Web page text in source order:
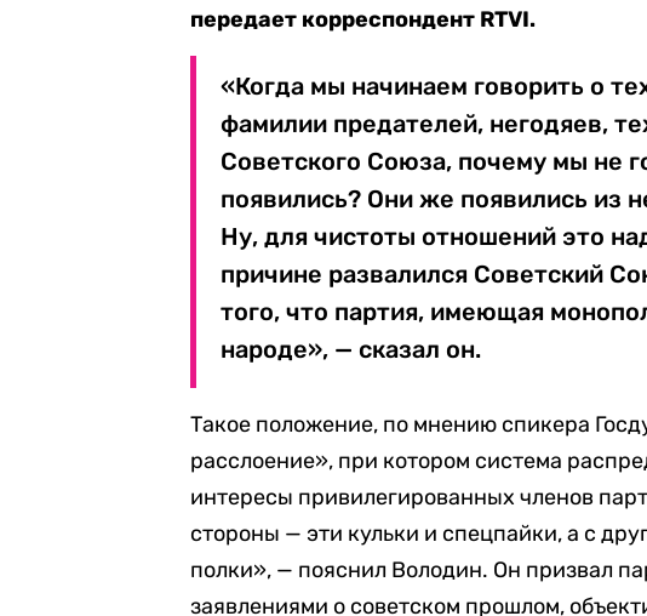
передает корреспондент RTVI.
«Когда мы начинаем говорить о
фамилии предателей, негодяев,
Советского Союза, почему мы не
появились? Они же появились из
Ну, для чистоты отношений это
причине развалился Советский
того, что партия, имеющая
народе», — сказал он.
Такое положение, по мнению спикера
расслоение», при котором система
интересы привилегированных членов
стороны — эти кульки и спецпайки, а с
полки», — пояснил Володин. Он призвал
заявлениями о советском прошлом,